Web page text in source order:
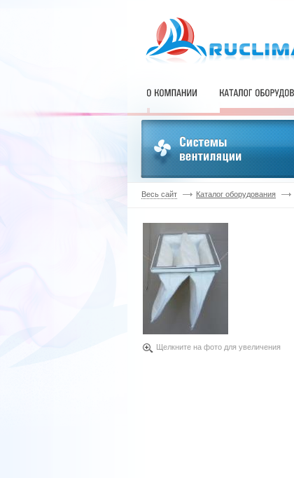
Весь сайт Каталог оборудования
Щелкните на фото для увеличения